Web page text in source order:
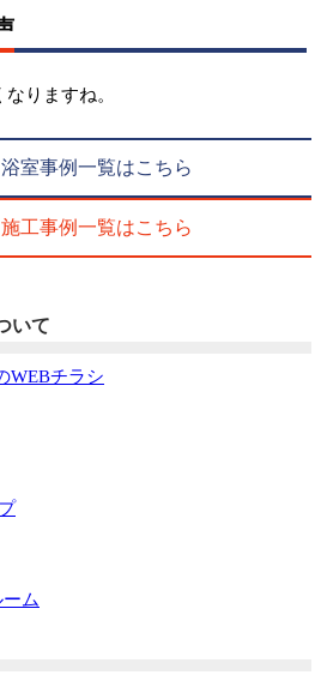
りますね。
浴室事例一覧はこちら
施工事例一覧はこちら
いて
ム